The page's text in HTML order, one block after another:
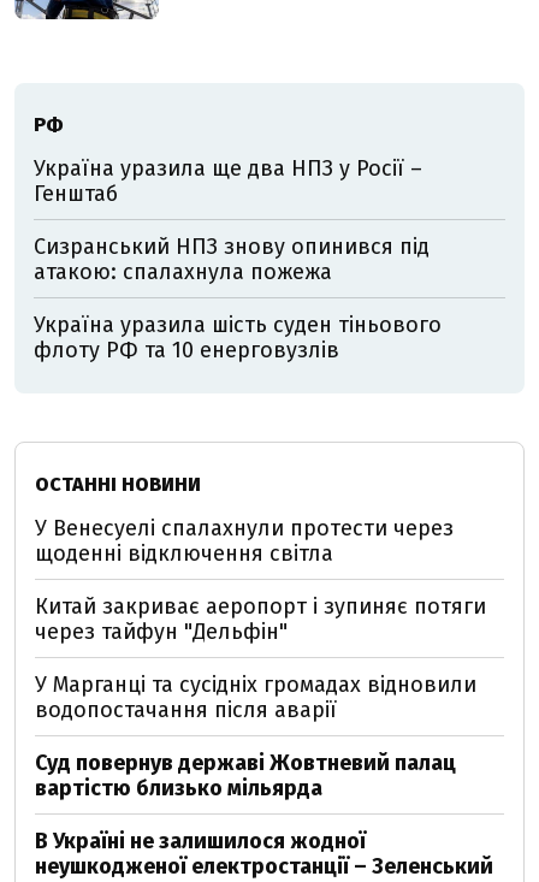
РФ
Україна уразила ще два НПЗ у Росії –
Генштаб
Сизранський НПЗ знову опинився під
атакою: спалахнула пожежа
Україна уразила шість суден тіньового
флоту РФ та 10 енерговузлів
ОСТАННІ НОВИНИ
У Венесуелі спалахнули протести через
щоденні відключення світла
Китай закриває аеропорт і зупиняє потяги
через тайфун "Дельфін"
У Марганці та сусідніх громадах відновили
водопостачання після аварії
Суд повернув державі Жовтневий палац
вартістю близько мільярда
В Україні не залишилося жодної
неушкодженої електростанції – Зеленський